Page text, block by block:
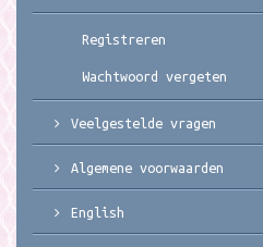
Registreren
Wachtwoord vergeten
Veelgestelde vragen
Algemene voorwaarden
English